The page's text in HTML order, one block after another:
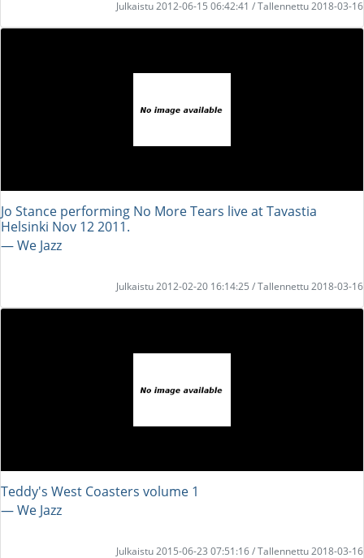
Julkaistu 2012-06-15 06:42:41 / Tallennettu 2018-03-16
Jo Stance performing No More Tears live at Tavastia
Helsinki Nov 12 2011.
― We Jazz
Julkaistu 2012-02-20 16:14:25 / Tallennettu 2018-03-16
Teddy's West Coasters volume 1
― We Jazz
Julkaistu 2015-06-23 07:51:16 / Tallennettu 2018-03-16